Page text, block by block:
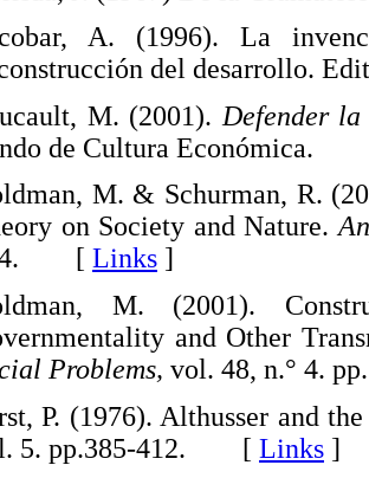
A. (1996). La
del desarrollo.
M. (2001). Defender
de Cultura
M. & Schurman, R.
on Society and Nature.
[ Links ]
M. (2001).
and Other
Problems, vol. 48, n.° 4.
P. (1976). Althusser and
5. pp.385-412. [ Links ]